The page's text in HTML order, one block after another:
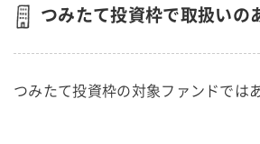
つみたて投資枠で取扱いの
つみたて投資枠の対象ファンドでは